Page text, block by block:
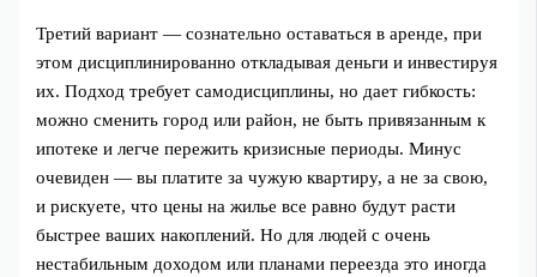
Третий вариант — сознательно оставаться в аренде, при
этом дисциплинированно откладывая деньги и инвестируя
их. Подход требует самодисциплины, но дает гибкость:
можно сменить город или район, не быть привязанным к
ипотеке и легче пережить кризисные периоды. Минус
очевиден — вы платите за чужую квартиру, а не за свою,
и рискуете, что цены на жилье все равно будут расти
быстрее ваших накоплений. Но для людей с очень
нестабильным доходом или планами переезда это иногда